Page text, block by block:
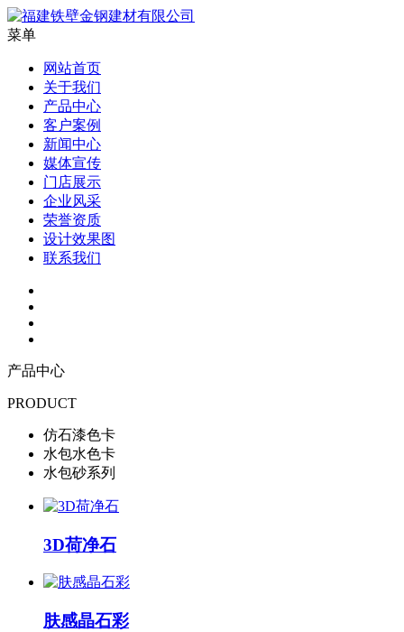
菜单
网站首页
关于我们
产品中心
客户案例
新闻中心
媒体宣传
门店展示
企业风采
荣誉资质
设计效果图
联系我们
产品中心
PRODUCT
仿石漆色卡
水包水色卡
水包砂系列
3D荷净石
肤感晶石彩